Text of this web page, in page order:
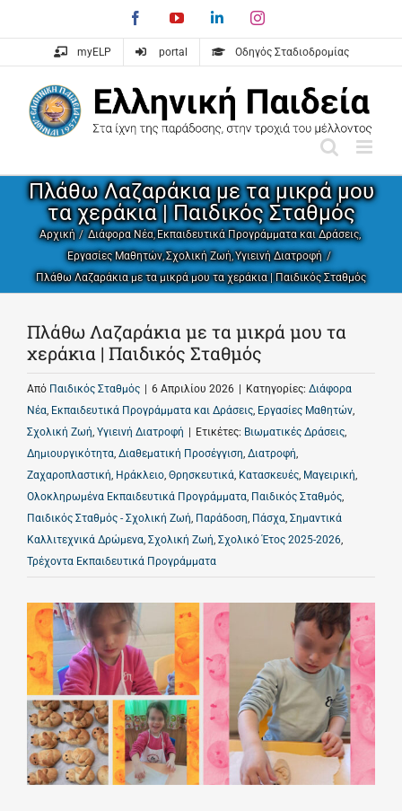
content
FacebookYouTubeLinkedInInstagram
myELP portal Οδηγός Σταδιοδρομίας
Πλάθω Λαζαράκια με τα μικρά μου
τα χεράκια | Παιδικός Σταθμός
Αρχική Διάφορα Νέα Εκπαιδευτικά Προγράμματα και Δράσεις
Εργασίες Μαθητών Σχολική Ζωή Υγιεινή Διατροφή
Πλάθω Λαζαράκια με τα μικρά μου τα χεράκια | Παιδικός Σταθμός
Πλάθω Λαζαράκια με τα μικρά μου τα
χεράκια | Παιδικός Σταθμός
Από Παιδικός Σταθμός 6 Απριλίου 2026 Κατηγορίες: Διάφορα
Νέα, Εκπαιδευτικά Προγράμματα και Δράσεις, Εργασίες Μαθητών,
Σχολική Ζωή, Υγιεινή Διατροφή Ετικέτες: Βιωματικές Δράσεις,
Δημιουργικότητα, Διαθεματική Προσέγγιση, Διατροφή,
Ζαχαροπλαστική, Ηράκλειο, Θρησκευτικά, Κατασκευές, Μαγειρική,
Ολοκληρωμένα Εκπαιδευτικά Προγράμματα, Παιδικός Σταθμός,
Παιδικός Σταθμός - Σχολική Ζωή, Παράδοση, Πάσχα, Σημαντικά
Καλλιτεχνικά Δρώμενα, Σχολική Ζωή, Σχολικό Έτος 2025-2026,
Τρέχοντα Εκπαιδευτικά Προγράμματα